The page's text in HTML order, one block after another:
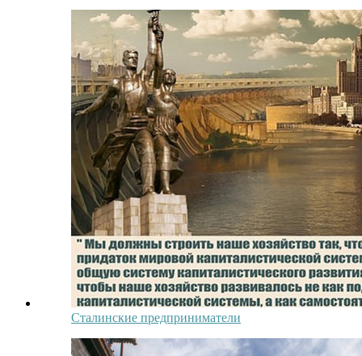
Сталинские предприниматели